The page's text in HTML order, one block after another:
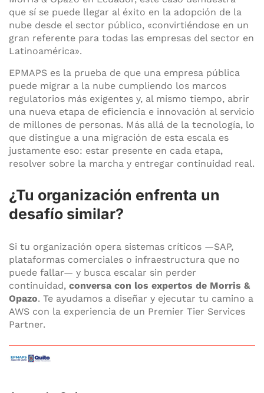
que sí se puede llegar al éxito en la adopción de la
nube desde el sector público, «convirtiéndose en un
gran referente para todas las empresas del sector en
Latinoamérica».
EPMAPS es la prueba de que una empresa pública
puede migrar a la nube cumpliendo los marcos
regulatorios más exigentes y, al mismo tiempo, abrir
una nueva etapa de eficiencia e innovación al servicio
de millones de personas. Más allá de la tecnología, lo
que distingue a una migración de esta escala es
justamente eso: estar presente en cada etapa,
resolver sobre la marcha y entregar continuidad real.
¿Tu organización enfrenta un
desafío similar?
Si tu organización opera sistemas críticos —SAP,
plataformas comerciales o infraestructura que no
puede fallar— y busca escalar sin perder
continuidad, conversa con los expertos de Morris &
Opazo. Te ayudamos a diseñar y ejecutar tu camino a
AWS con la experiencia de un Premier Tier Services
Partner.